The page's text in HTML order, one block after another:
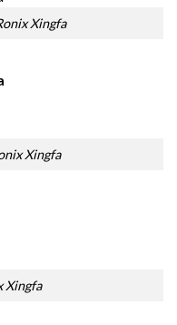
Xingfa
Xingfa
Xingfa